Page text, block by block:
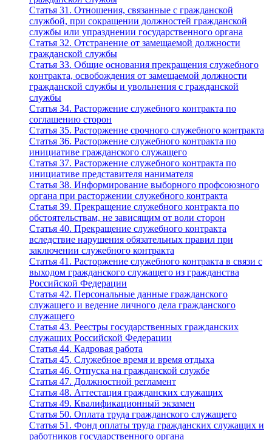
Статья 31. Отношения, связанные с гражданской
службой, при сокращении должностей гражданской
службы или упразднении государственного органа
Статья 32. Отстранение от замещаемой должности
гражданской службы
Статья 33. Общие основания прекращения служебного
контракта, освобождения от замещаемой должности
гражданской службы и увольнения с гражданской
службы
Статья 34. Расторжение служебного контракта по
соглашению сторон
Статья 35. Расторжение срочного служебного контракта
Статья 36. Расторжение служебного контракта по
инициативе гражданского служащего
Статья 37. Расторжение служебного контракта по
инициативе представителя нанимателя
Статья 38. Информирование выборного профсоюзного
органа при расторжении служебного контракта
Статья 39. Прекращение служебного контракта по
обстоятельствам, не зависящим от воли сторон
Статья 40. Прекращение служебного контракта
вследствие нарушения обязательных правил при
заключении служебного контракта
Статья 41. Расторжение служебного контракта в связи с
выходом гражданского служащего из гражданства
Российской Федерации
Статья 42. Персональные данные гражданского
служащего и ведение личного дела гражданского
служащего
Статья 43. Реестры государственных гражданских
служащих Российской Федерации
Статья 44. Кадровая работа
Статья 45. Служебное время и время отдыха
Статья 46. Отпуска на гражданской службе
Статья 47. Должностной регламент
Статья 48. Аттестация гражданских служащих
Статья 49. Квалификационный экзамен
Статья 50. Оплата труда гражданского служащего
Статья 51. Фонд оплаты труда гражданских служащих и
работников государственного органа